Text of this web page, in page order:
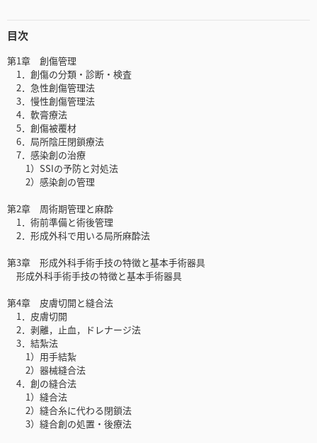
目次
第1章 創傷管理
1．創傷の分類・診断・検査
2．急性創傷管理法
3．慢性創傷管理法
4．軟膏療法
5．創傷被覆材
6．局所陰圧閉鎖療法
7．感染創の治療
1）SSIの予防と対処法
2）感染創の管理
第2章 周術期管理と麻酔
1．術前準備と術後管理
2．形成外科で用いる局所麻酔法
第3章 形成外科手術手技の特徴と基本手術器具
形成外科手術手技の特徴と基本手術器具
第4章 皮膚切開と縫合法
1．皮膚切開
2．剥離，止血，ドレナージ法
3．結紮法
1）用手結紮
2）器械縫合法
4．創の縫合法
1）縫合法
2）縫合糸に代わる閉鎖法
3）縫合創の処置・後療法